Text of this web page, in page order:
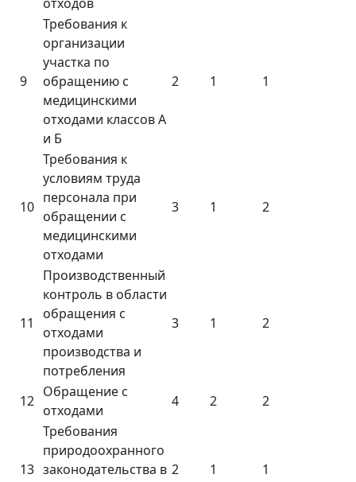
9
Требования к
организации
участка по
обращению с
медицинскими
отходами классов А
и Б
2 1 1
10
Требования к
условиям труда
персонала при
обращении с
медицинскими
отходами
3 1 2
11
Производственный
контроль в области
обращения с
отходами
производства и
потребления
3 1 2
12
Обращение с
отходами
4 2 2
13
Требования
природоохранного
законодательства в 2 1 1